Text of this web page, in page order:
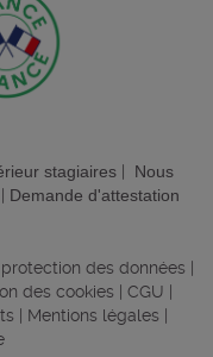
stagiaires| Nous
Demande d'attestation
des données
des cookies CGU
Mentions légales